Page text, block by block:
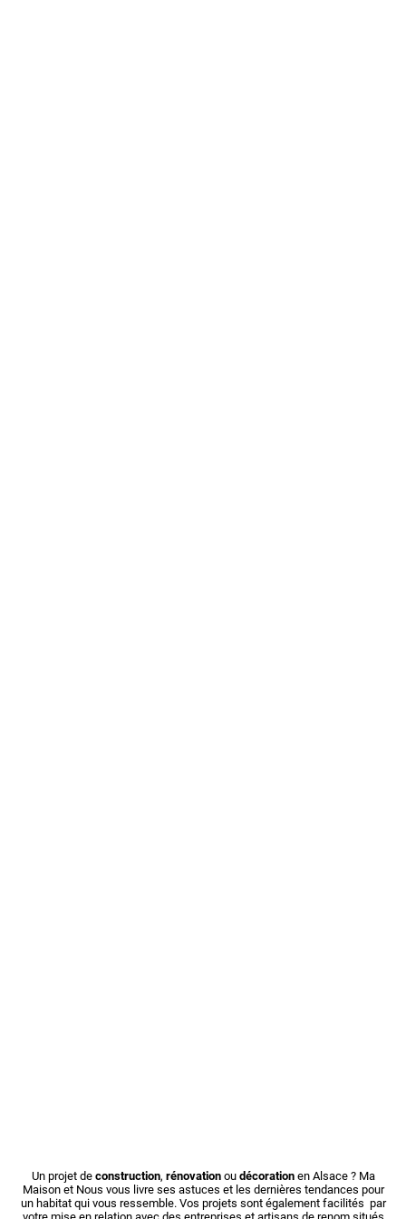
Un projet de construction, rénovationou décorationen Alsace ? Ma
Maison et Nous vous livre ses astuces et les dernières tendances pour
un habitat qui vous ressemble. Vos projets sont également facilités par